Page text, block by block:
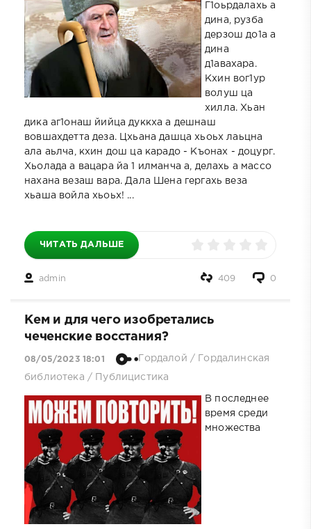
Г1оьрдалахь а
дина, рузба
дерзош до1а а
дина
д1авахара.
Кхин вог1ур
волуш ца
хилла. Хьан
дика аг1онаш йийца дуккха а дешнаш
вовшахдетта деза. Цхьана дашца хьоьх лаьцна
ала аьлча, кхин дош ца карадо - Къонах - доцург.
Хьолада а вацара йа 1 илманча а, делахь а массо
нахана везаш вара. Дала Шена гергахь веза
хьаша войла хьоьх! ...
ЧИТАТЬ ДАЛЬШЕ
admin 0
409
Кем и для чего изобретались
чеченские восстания?
08/05/2023 18:01 Гордалой / Гордалинская
библиотека / Публицистика
В последнее
время среди
множества